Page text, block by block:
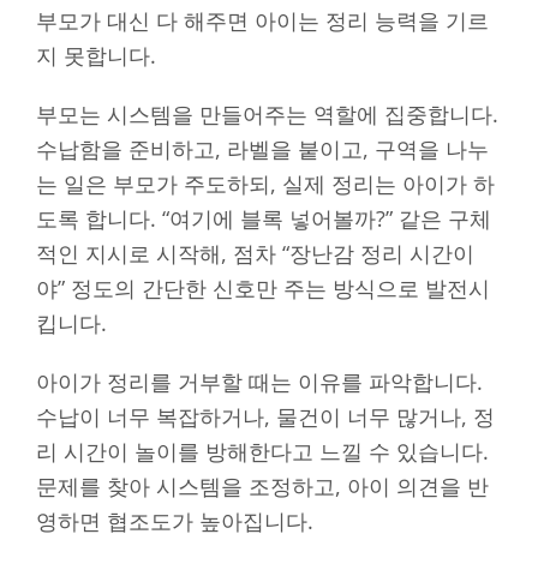
부모가 대신 다 해주면 아이는 정리 능력을 기르
지 못합니다.
부모는 시스템을 만들어주는 역할에 집중합니다.
수납함을 준비하고, 라벨을 붙이고, 구역을 나누
는 일은 부모가 주도하되, 실제 정리는 아이가 하
도록 합니다. “여기에 블록 넣어볼까?” 같은 구체
적인 지시로 시작해, 점차 “장난감 정리 시간이
야” 정도의 간단한 신호만 주는 방식으로 발전시
킵니다.
아이가 정리를 거부할 때는 이유를 파악합니다.
수납이 너무 복잡하거나, 물건이 너무 많거나, 정
리 시간이 놀이를 방해한다고 느낄 수 있습니다.
문제를 찾아 시스템을 조정하고, 아이 의견을 반
영하면 협조도가 높아집니다.